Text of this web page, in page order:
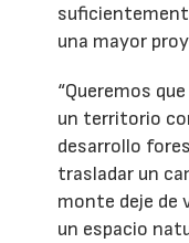
una mayor
“Queremos
un territorio
desarrollo
trasladar un
monte deje de
un espacio